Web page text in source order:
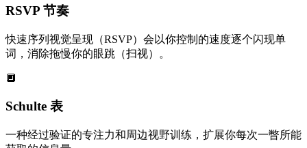
RSVP 节奏
快速序列视觉呈现（RSVP）会以你控制的速度逐个闪现单
词，消除拖慢你的眼跳（扫视）。
🔲
Schulte 表
一种经过验证的专注力和周边视野训练，扩展你每次一瞥所能